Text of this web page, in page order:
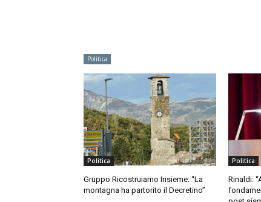
Politica
Politica
Gruppo Ricostruiamo Insieme: “La
montagna ha partorito il Decretino”
Politica
Rinaldi: